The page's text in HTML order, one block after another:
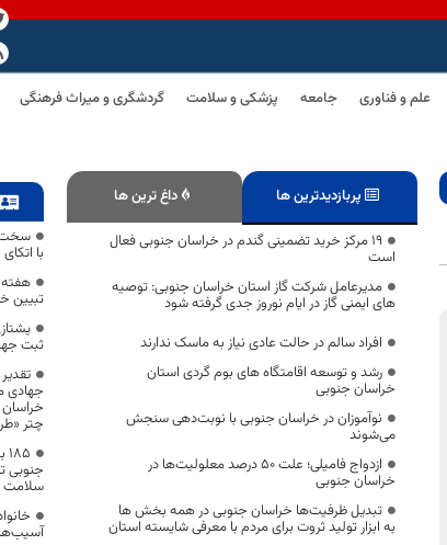
علم و فناوری جامعه پزشکی و سلامت گردشگری و میراث فرهنگی
پربازدیدترین ها داغ ترین ها
19 مرکز خرید تضمینی گندم در خراسان جنوبی فعال
است
مدیرعامل شرکت گاز استان خراسان جنوبی: توصیه
های ایمنی گاز در ایام نوروز جدی گرفته شود
افراد سالم در حالت عادی نیاز به ماسک ندارند
رشد و توسعه اقامتگاه های بوم گردی استان
خراسان جنوبی
نوآموزان در خراسان جنوبی با نوبت‌دهی سنجش
می‌شوند
ازدواج فامیلی؛ علت ۵٠ درصد معلولیت‌ها در
خراسان جنوبی
تبدیل ظرفیت‌ها خراسان جنوبی در همه بخش ها
به ابزار تولید ثروت برای مردم با معرفی شایسته استان
با
تبیین
ثبت
جهادی
چتر
سلامت